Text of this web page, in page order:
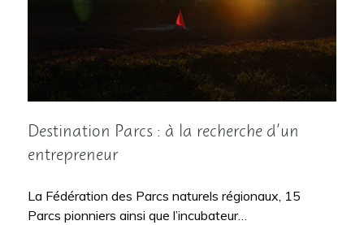
Destination Parcs : à la recherche d’un
entrepreneur
La Fédération des Parcs naturels régionaux, 15
Parcs pionniers ainsi que l’incubateur…